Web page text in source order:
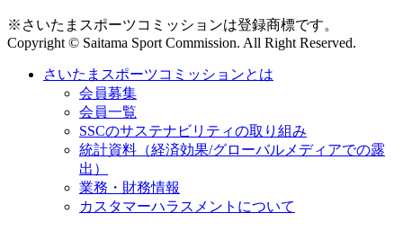
※さいたまスポーツコミッションは登録商標です。
Copyright © Saitama Sport Commission. All Right Reserved.
さいたまスポーツコミッションとは
会員募集
会員一覧
SSCのサステナビリティの取り組み
統計資料（経済効果/グローバルメディアでの露
出）
業務・財務情報
カスタマーハラスメントについて